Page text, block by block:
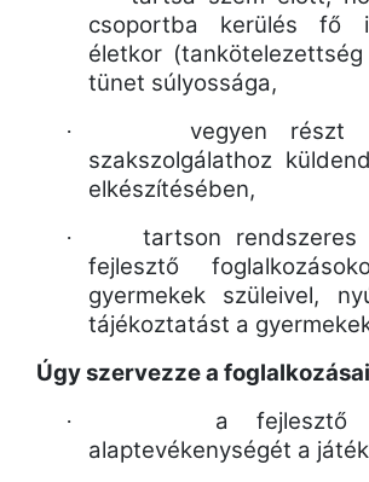
csoportba kerülés fő
életkor
tünet súlyossága,
· vegyen részt
szakszolgálathoz
elkészítésében,
·tartson rendszeres
fejlesztő
gyermekek szüleivel,
tájékoztatást a
Úgy szervezze a
· a fejlesztő
alaptevékenységét a